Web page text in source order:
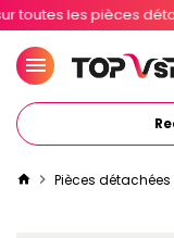
les pièces
Pièces